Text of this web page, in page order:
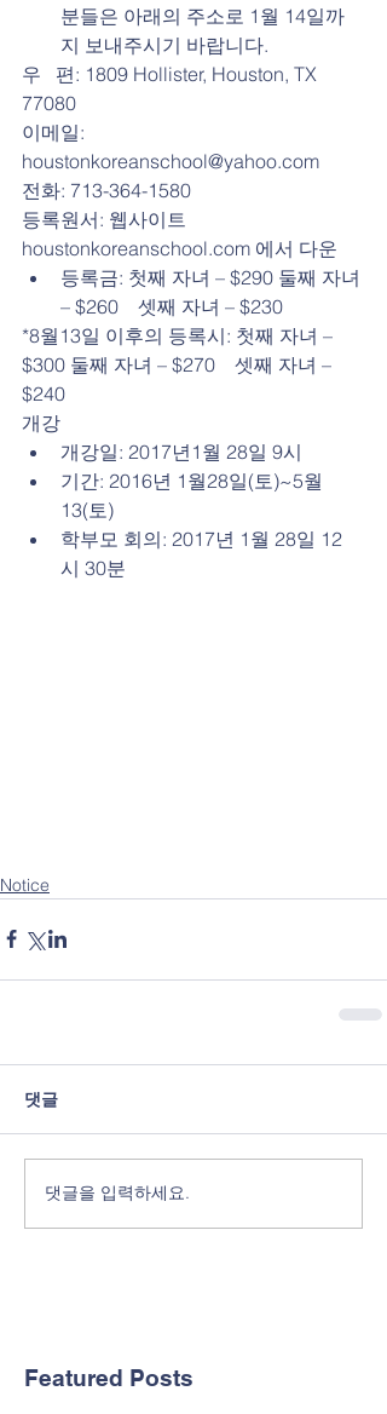
분들은 아래의 주소로 1월 14일까
지 보내주시기 바랍니다.
우   편: 1809 Hollister, Houston, TX
77080
이메일:
houstonkoreanschool@yahoo.com
전화: 713-364-1580
등록원서: 웹사이트
houstonkoreanschool.com 에서 다운
등록금: 첫째 자녀 – $290 둘째 자녀
– $260    셋째 자녀 – $230
*8월13일 이후의 등록시: 첫째 자녀 –
$300 둘째 자녀 – $270    셋째 자녀 –
$240
개강
개강일: 2017년1월 28일 9시
기간: 2016년 1월28일(토)~5월
13(토)
학부모 회의: 2017년 1월 28일 12
시 30분
Notice
댓글
댓글을 입력하세요.
Featured Posts